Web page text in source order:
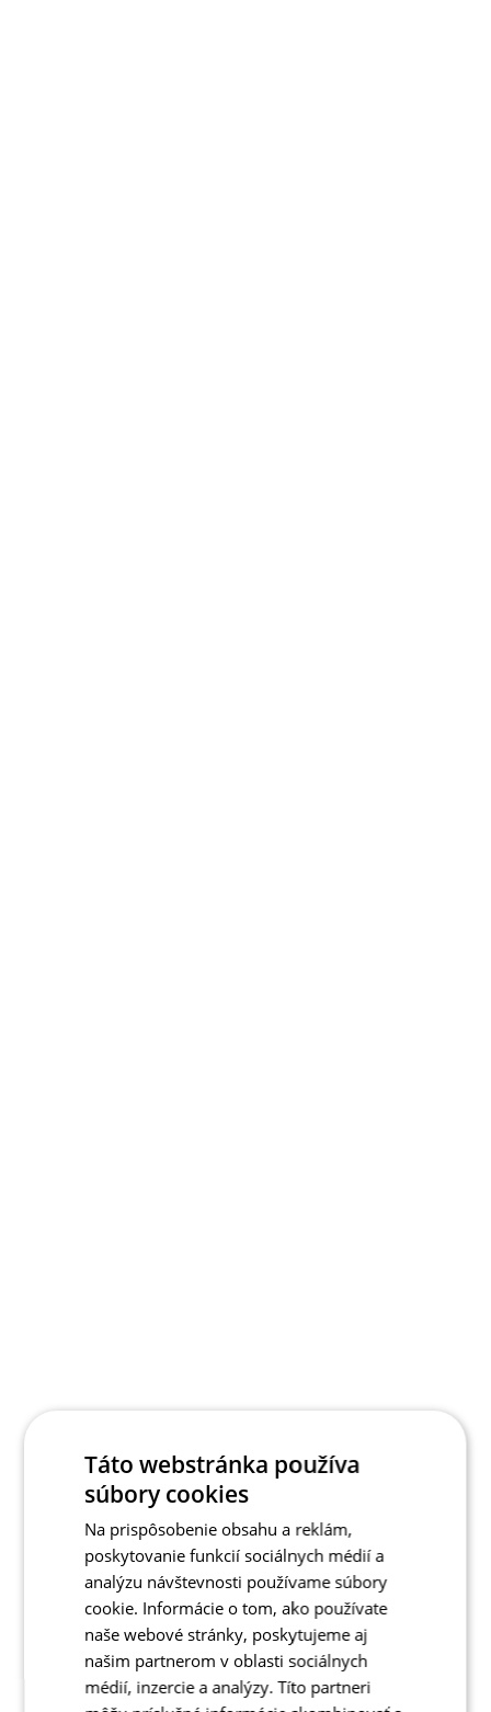
Táto webstránka používa
súbory cookies
Na prispôsobenie obsahu a reklám,
poskytovanie funkcií sociálnych médií a
analýzu návštevnosti používame súbory
cookie. Informácie o tom, ako používate
naše webové stránky, poskytujeme aj
našim partnerom v oblasti sociálnych
médií, inzercie a analýzy. Títo partneri